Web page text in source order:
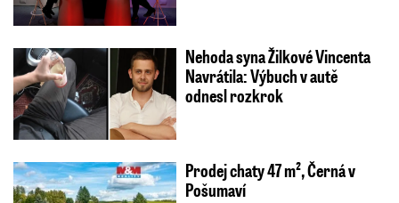
Nehoda syna Žilkové Vincenta
Navrátila: Výbuch v autě
odnesl rozkrok
Prodej chaty 47 m², Černá v
Pošumaví